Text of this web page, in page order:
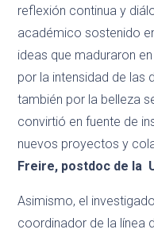
reflexión continua y
académico sostenido
ideas que maduraron
por la intensidad de las
también por la belleza
convirtió en fuente de
nuevos proyectos y
Freire, postdoc de la
Asimismo, el
coordinador de la línea